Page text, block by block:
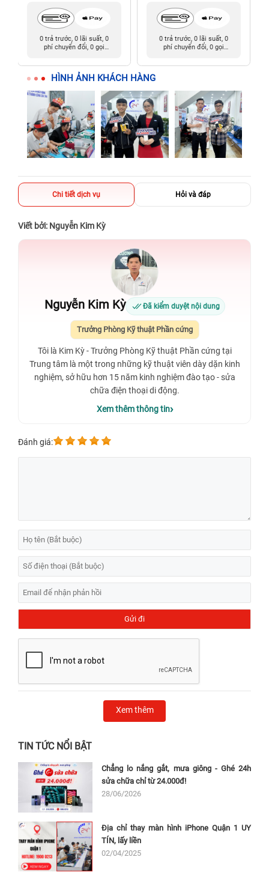
0 trả trước, 0 lãi suất, 0
phí chuyển đổi, 0 gọi
0 trả trước, 0 lãi suất, 0
phí chuyển đổi, 0 gọi
HÌNH ẢNH KHÁCH HÀNG
Chi tiết dịch vụ Hỏi và đáp
Viết bởi: Nguyễn Kim Kỳ
Nguyễn Kim Kỳ Đã kiểm duyệt nội dung
Trưởng Phòng Kỹ thuật Phần cứng
Tôi là Kim Kỳ - Trưởng Phòng Kỹ thuật Phần cứng tại
Trung tâm là một trong những kỹ thuật viên dày dặn kinh
nghiệm, sở hữu hơn 15 năm kinh nghiệm đào tạo - sửa
chữa điện thoại di động.
Xem thêm thông tin
Đánh giá:
Xem thêm
TIN TỨC NỔI BẬT
Chẳng lo nắng gắt, mưa giông - Ghé 24h
sửa chữa chỉ từ 24.000đ!
28/06/2026
Địa chỉ thay màn hình iPhone Quận 1 UY
TÍN, lấy liền
02/04/2025